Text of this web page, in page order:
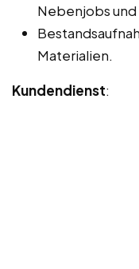
Nebenjobs
Materialien.
Kundendienst: